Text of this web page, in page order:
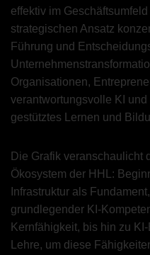
effektiv im
strategischen Ansatz
Führung und
Organisationen,
verantwortungsvolle KI
gestütztes Lernen und
Die Grafik veranschaulicht
Ökosystem der HHL:
Infrastruktur als
grundlegender KI-
Kernfähigkeit, bis hin zu
Lehre, um diese